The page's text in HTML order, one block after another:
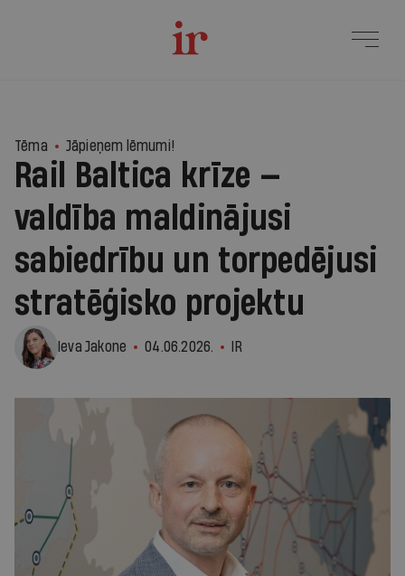
Tēma Jāpieņem lēmumi!
Rail Baltica krīze —
valdība maldinājusi
sabiedrību un torpedējusi
stratēģisko projektu
Ieva Jakone 04.06.2026. IR